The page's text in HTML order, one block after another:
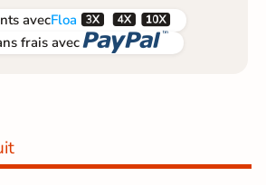
avecFloa  
frais avec 